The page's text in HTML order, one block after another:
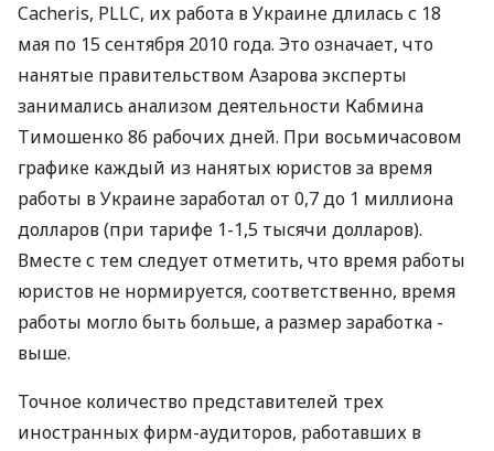
Cacheris, PLLC, их работа в Украине длилась с 18
мая по 15 сентября 2010 года. Это означает, что
нанятые правительством Азарова эксперты
занимались анализом деятельности Кабмина
Тимошенко 86 рабочих дней. При восьмичасовом
графике каждый из нанятых юристов за время
работы в Украине заработал от 0,7 до 1 миллиона
долларов (при тарифе 1-1,5 тысячи долларов).
Вместе с тем следует отметить, что время работы
юристов не нормируется, соответственно, время
работы могло быть больше, а размер заработка -
выше.
Точное количество представителей трех
иностранных фирм-аудиторов, работавших в